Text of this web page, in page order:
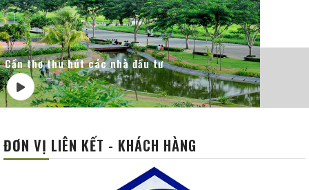
Cần thơ thu hút các nhà đầu tư
ĐƠN VỊ LIÊN KẾT - KHÁCH HÀNG